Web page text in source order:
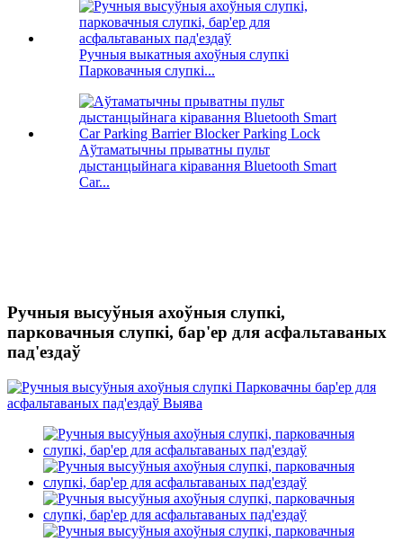
Ручныя выкатныя ахоўныя слупкі
Парковачныя слупкі...
Аўтаматычны прыватны пульт
дыстанцыйнага кіравання Bluetooth Smart
Car...
Ручныя высуўныя ахоўныя слупкі,
парковачныя слупкі, бар'ер для асфальтаваных
пад'ездаў